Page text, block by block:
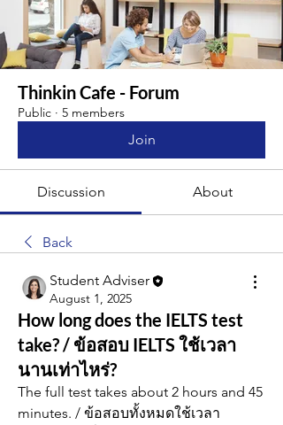
Thinkin Cafe - Forum
Public · 5 members
Join
Discussion About
Back
Student Adviser
August 1, 2025
How long does the IELTS test
take? / ข้อสอบ IELTS ใช้เวลา
นานเท่าไหร่?
The full test takes about 2 hours and 45
minutes. / ข้อสอบทั้งหมดใช้เวลา